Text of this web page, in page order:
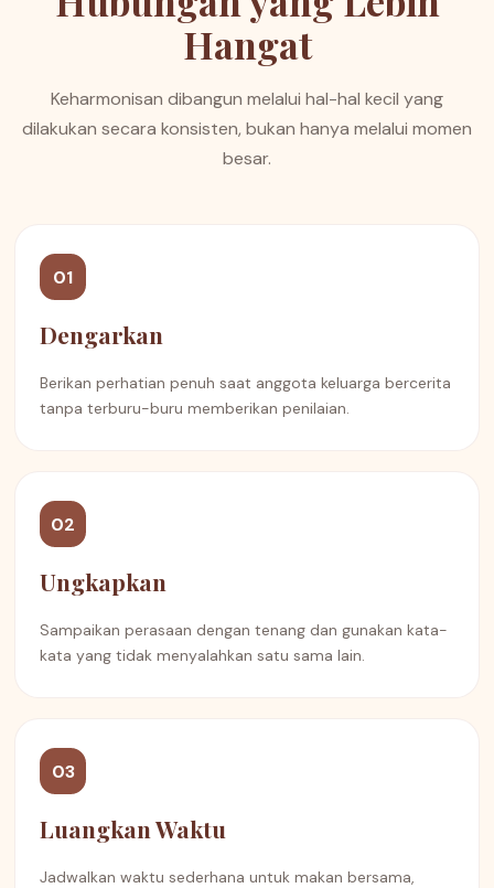
Hangat
Keharmonisan dibangun melalui hal-hal kecil yang
dilakukan secara konsisten, bukan hanya melalui momen
besar.
01
Dengarkan
Berikan perhatian penuh saat anggota keluarga bercerita
tanpa terburu-buru memberikan penilaian.
02
Ungkapkan
Sampaikan perasaan dengan tenang dan gunakan kata-
kata yang tidak menyalahkan satu sama lain.
03
Luangkan Waktu
Jadwalkan waktu sederhana untuk makan bersama,